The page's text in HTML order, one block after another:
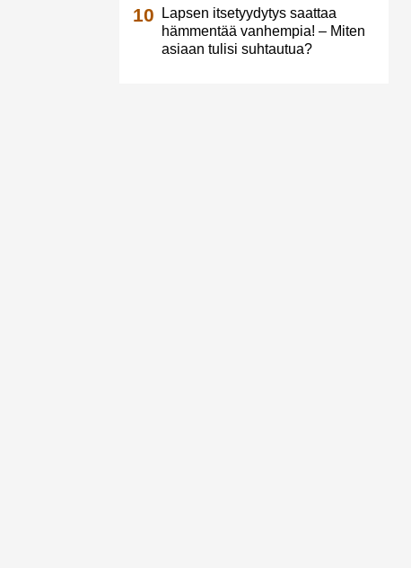
Lapsen itsetyydytys saattaa
hämmentää vanhempia! – Miten
asiaan tulisi suhtautua?